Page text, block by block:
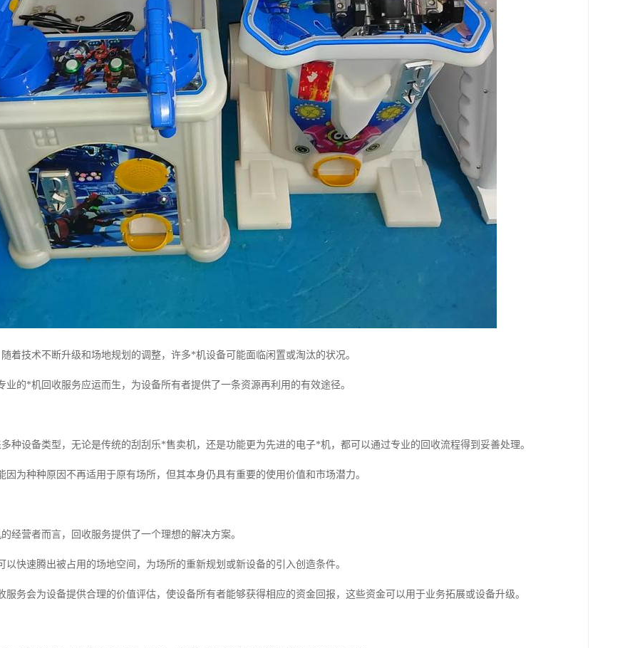
着技术不断升级和场地规划的调整，许多*机设备可能面临闲置或淘汰的状况。
业的*机回收服务应运而生，为设备所有者提供了一条资源再利用的有效途径。
种设备类型，无论是传统的刮刮乐*售卖机，还是功能更为先进的电子*机，都可以通过专业的回收流程得到妥善处理。
因为种种原因不再适用于原有场所，但其本身仍具有重要的使用价值和市场潜力。
经营者而言，回收服务提供了一个理想的解决方案。
以快速腾出被占用的场地空间，为场所的重新规划或新设备的引入创造条件。
服务会为设备提供合理的价值评估，使设备所有者能够获得相应的资金回报，这些资金可以用于业务拓展或设备升级。